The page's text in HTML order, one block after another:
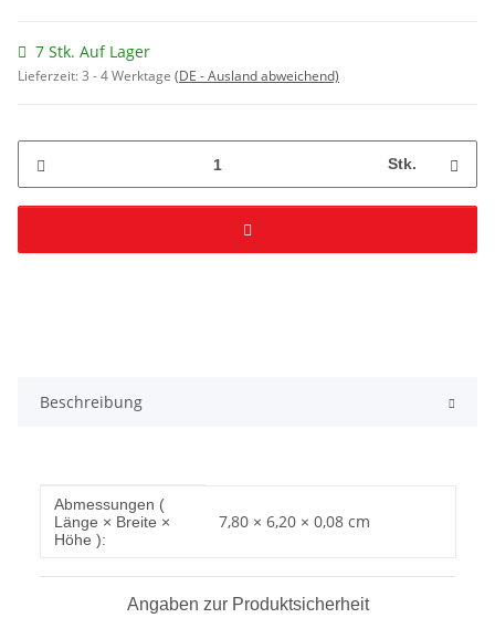
7 Stk. Auf Lager
Lieferzeit:3 - 4 Werktage (DE - Ausland abweichend)
Stk.
Beschreibung
Produkteigenschaft
Wert
Abmessungen (
Länge × Breite ×
Höhe ):
7,80 × 6,20 × 0,08 cm
Angaben zur Produktsicherheit